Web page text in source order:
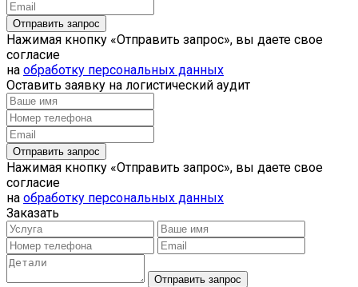
Нажимая кнопку «Отправить запрос», вы даете свое
согласие
на обработку персональных данных
Оставить заявку на логистический аудит
Нажимая кнопку «Отправить запрос», вы даете свое
согласие
на обработку персональных данных
Заказать